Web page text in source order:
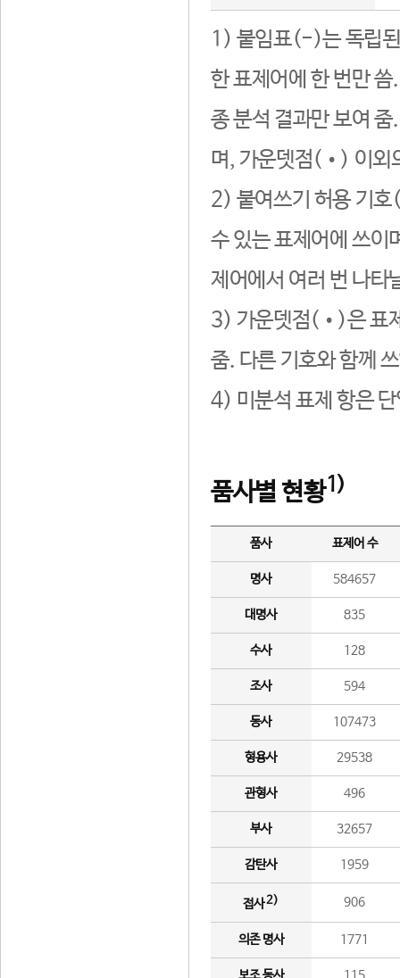
1) 붙임표(-)는 독립된
한 표제어에 한 번만
종 분석 결과만 보여
며, 가운뎃점(•) 이외
2) 붙여쓰기 허용 기호
수 있는 표제어에 쓰이
제어에서 여러 번 나타
3) 가운뎃점(•)은 표
줌. 다른 기호와 함께
4) 미분석 표제 항은
품사별 현황1)
품사 표제어 수
명사 584657
대명사 835
수사 128
조사 594
동사 107473
형용사 29538
관형사 496
부사 32657
감탄사 1959
접사2) 906
의존 명사 1771